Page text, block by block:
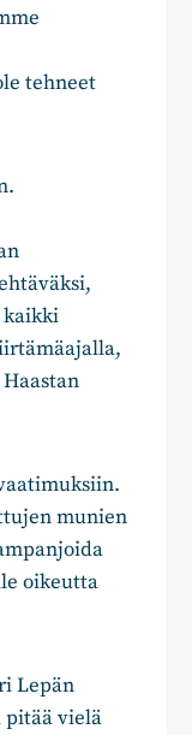
tehneet
kaikki
munien
oikeutta
Lepän
pitää vielä